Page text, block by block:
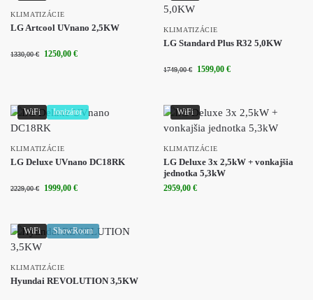
KLIMATIZÁCIE
LG Artcool UVnano 2,5KW
1330,00€ 1250,00 €
KLIMATIZÁCIE
LG Standard Plus R32 5,0KW
1749,00€ 1599,00 €
WiFi Ionizátor
KLIMATIZÁCIE
LG Deluxe UVnano DC18RK
2229,00€ 1999,00 €
WiFi
KLIMATIZÁCIE
LG Deluxe 3x 2,5kW + vonkajšia
jednotka 5,3kW
2959,00 €
WiFi ShowRoom
KLIMATIZÁCIE
Hyundai REVOLUTION 3,5KW